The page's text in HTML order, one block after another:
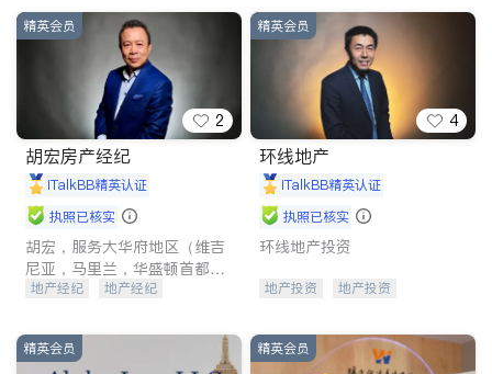
售前软装staging
室内装修
家的选择。
室内装修
2
精英会员
胡宏房产经纪
iTalkBB精英认证
执照已核实
胡宏，服务大华府地区（维吉
尼亚，马里兰，华盛顿首都
DC) 房地产买卖23年，专营学
租赁买卖。
地产经纪
地产经纪
开发商建商
商铺租售
仓库租售
4
精英会员
环线地产
iTalkBB精英认证
执照已核实
环线地产投资
地产投资
地产投资
地产经纪
精英会员 精英会员